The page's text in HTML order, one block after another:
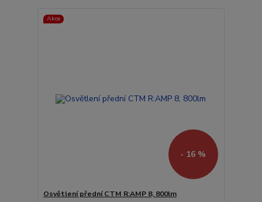
Akce
- 16 %
Osvětlení přední CTM R:AMP 8, 800lm